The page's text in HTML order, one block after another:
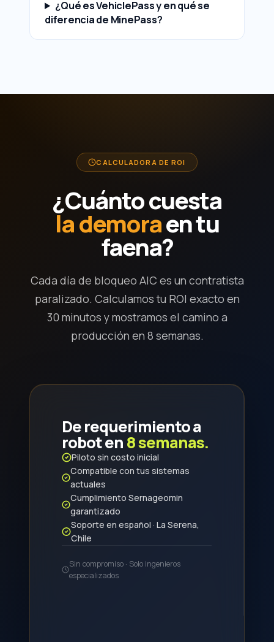
¿Qué es VehiclePass y en qué se
diferencia de MinePass?
CALCULADORA DE ROI
¿Cuánto cuesta
la demoraen tu
faena?
Cada día de bloqueo AIC es un contratista
paralizado. Calculamos tu ROI exacto en
30 minutos y mostramos el camino a
producción en 8 semanas.
De requerimiento a
robot en 8 semanas.
Piloto sin costo inicial
Compatible con tus sistemas
actuales
Cumplimiento Sernageomin
garantizado
Soporte en español · La Serena,
Chile
Sin compromiso · Solo ingenieros
especializados